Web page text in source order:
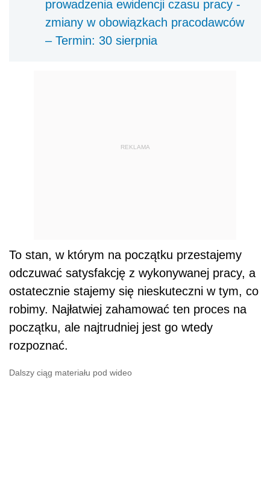
prowadzenia ewidencji czasu pracy -
zmiany w obowiązkach pracodawców
– Termin: 30 sierpnia
REKLAMA
To stan, w którym na początku przestajemy
odczuwać satysfakcję z wykonywanej pracy, a
ostatecznie stajemy się nieskuteczni w tym, co
robimy. Najłatwiej zahamować ten proces na
początku, ale najtrudniej jest go wtedy
rozpoznać.
Dalszy ciąg materiału pod wideo